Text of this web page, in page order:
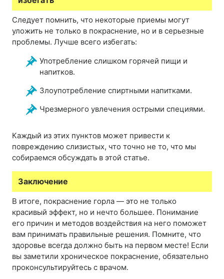
Следует помнить, что некоторые приемы могут
уложить не только в покраснение, но и в серьезные
проблемы. Лучше всего избегать:
Употребление слишком горячей пищи и
напитков.
Злоупотребление спиртными напитками.
Чрезмерного увлечения острыми специями.
Каждый из этих пунктов может привести к
повреждению слизистых, что точно не то, что мы
собираемся обсуждать в этой статье.
Заключение
В итоге, покраснение горла — это не только
красивый эффект, но и нечто большее. Понимание
его причин и методов воздействия на него поможет
вам принимать правильные решения. Помните, что
здоровье всегда должно быть на первом месте! Если
вы заметили хроническое покраснение, обязательно
проконсультируйтесь с врачом.